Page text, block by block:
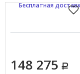
148 275
Бесплатная